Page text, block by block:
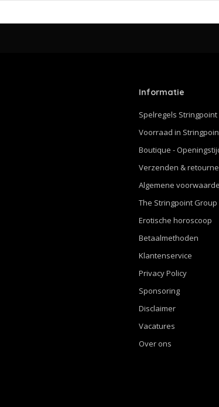
Informatie
Spelregels
Voorraad in
Boutique -
Verzenden &
Algemene
The Stringpoint Group
Erotische horoscoop
Betaalmethoden
Klantenservice
Privacy Policy
Sponsoring
Disclaimer
Vacatures
Over ons